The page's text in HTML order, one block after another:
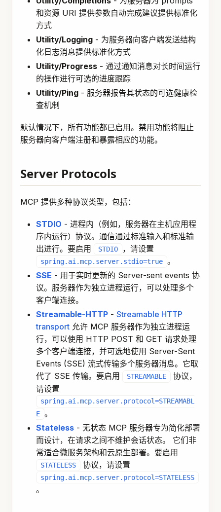
和资源 URI 提供参数自动完成建议提供标准化
方式
Utility/Logging - 为服务器向客户端发送结构
化日志消息提供标准化方式
Utility/Progress - 通过通知消息对长时间运行
的操作进行可选的进度跟踪
Utility/Ping - 服务器报告其状态的可选健康检
查机制
默认情况下，所有功能都已启用。禁用功能将阻止
服务器向客户端注册和暴露相应的功能。
Server Protocols
MCP 提供多种协议类型，包括：
STDIO - 进程内（例如，服务器在主机应用程
序内运行）协议。通信通过标准输入和标准输
出进行。要启用
STDIO ，请设置
spring.ai.mcp.server.stdio=true 。
SSE - 用于实时更新的 Server-sent events 协
议。服务器作为独立进程运行，可以处理多个
客户端连接。
Streamable-HTTP - Streamable HTTP
transport 允许 MCP 服务器作为独立进程运
行，可以使用 HTTP POST 和 GET 请求处理
多个客户端连接，并可选地使用 Server-Sent
Events (SSE) 流式传输多个服务器消息。它取
代了 SSE 传输。要启用
STREAMABLE
协议，
请设置
spring.ai.mcp.server.protocol=STREAMABL
E 。
Stateless - 无状态 MCP 服务器专为简化部署
而设计，在请求之间不维护会话状态。 它们非
常适合微服务架构和云原生部署。要启用
STATELESS 协议，请设置
spring.ai.mcp.server.protocol=STATELESS
。